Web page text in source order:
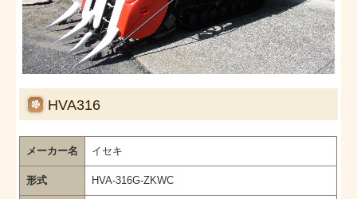
HVA316
メーカー名 イセキ
形式 HVA-316G-ZKWC